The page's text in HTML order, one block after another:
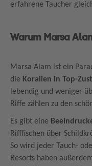
erfahrene Taucher
Warum Marsa
Marsa Alam ist ein
die Korallen in Top-
lebendig und weniger
Riffe zählen zu den
Es gibt eine
Rifffischen über
So wird jeder Tauch-
Resorts haben